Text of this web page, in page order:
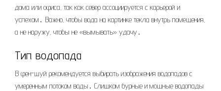
дома или офиса, так как север ассоциируется с карьерой и
успехом․ Важно, чтобы вода на картинке текла внутрь помещения,
а не наружу, чтобы не «вымывать» удачу․
Тип водопада
В фен-шуй рекомендуется выбирать изображения водопадов с
умеренным потоком воды․ Слишком бурные и мощные водопады